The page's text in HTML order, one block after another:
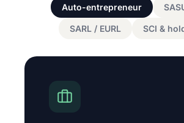
Auto-entrepreneur
SARL / EURL SCI &